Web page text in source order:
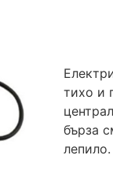
тихо и
бърза
лепило.